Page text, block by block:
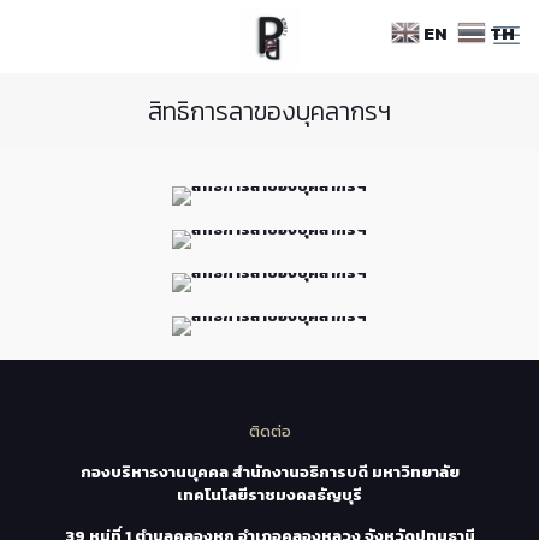
สิทธิการลาของบุคลากรฯ
ติดต่อ
กองบริหารงานบุคคล สำนักงานอธิการบดี มหาวิทยาลัย
เทคโนโลยีราชมงคลธัญบุรี
EN TH